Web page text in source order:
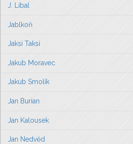
J. Líbal
Jablkoň
Jaksi Taksi
Jakub Moravec
Jakub Smolík
Jan Burian
Jan Kalousek
Jan Nedvěd